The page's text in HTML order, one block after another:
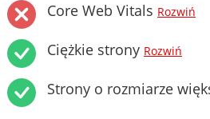
Core Web Vitals Rozwiń
Ciężkie strony Rozwiń
Strony o rozmiarze